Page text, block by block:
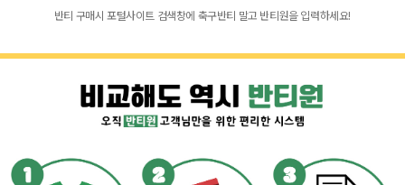
반티 구매시 포털사이트 검색창에 축구반티 말고 반티원을 입력하세요!